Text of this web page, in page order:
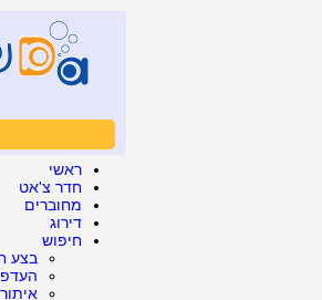
ראשי
חדר צ'אט
מחוברים
דירוג
חיפוש
בצע